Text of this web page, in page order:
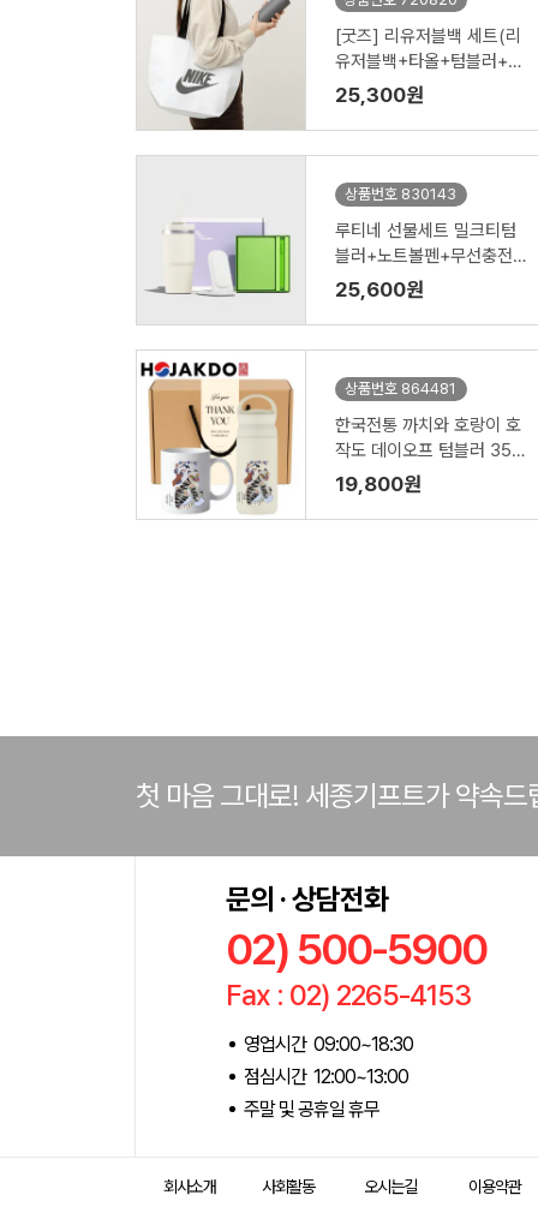
[굿즈] 리유저블백 세트(리
유저블백+타올+텀블러+공
기청정기)
25,300원
상품번호 830143
루티네 선물세트 밀크티텀
블러+노트볼펜+무선충전
기
25,600원
상품번호 864481
한국전통 까치와 호랑이 호
작도 데이오프 텀블러 350
ml 도자기 머그 기프팅
19,800원
첫 마음 그대로! 세종기프트가 약속드
문의 · 상담전화
02) 500-5900
Fax : 02) 2265-4153
영업시간 09:00~18:30
점심시간 12:00~13:00
주말 및 공휴일 휴무
회사소개 사회활동 오시는길 이용약관